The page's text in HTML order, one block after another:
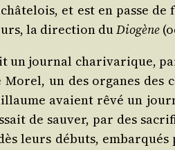
et est en passe
la direc­tion duDio­gène
un jour­nal cha­ri­va­rique,
Morel, un des organes
avaient rêvé un
de sau­ver, par des
leurs débuts,